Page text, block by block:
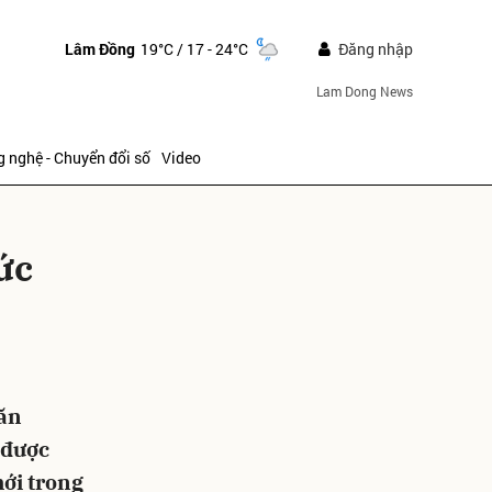
Lâm Đồng 19°C/ 17 - 24°C Đăng nhập
Lam Dong News
nghệ - Chuyển đổi số Video
trong